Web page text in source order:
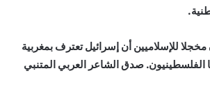
مخجلا للإسلاميين أن إسرائيل تعترف بمغربية
الفلسطينيون. صدق الشاعر العربي المتنبي